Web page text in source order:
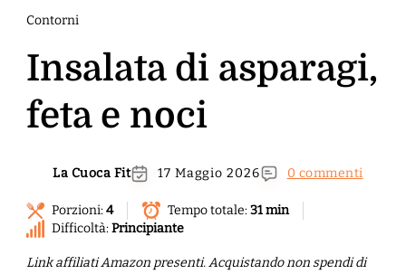
Contorni
Insalata di asparagi,
feta e noci
La Cuoca Fit 17 Maggio 2026 0 commenti
Porzioni:4 Tempo totale:31 min
Difficoltà:Principiante
Link affiliati Amazon presenti. Acquistando non spendi di